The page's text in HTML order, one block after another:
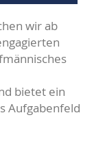
wir ab
bietet ein
Aufgabenfeld